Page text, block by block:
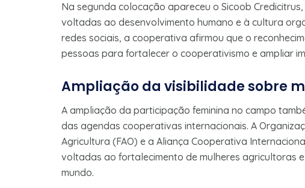
Na segunda colocação apareceu o Sicoob
voltadas ao desenvolvimento humano e à cultura
redes sociais, a cooperativa afirmou que o
pessoas para fortalecer o cooperativismo e ampliar
Ampliação da visibilidade sobre
A ampliação da participação feminina no campo
das agendas cooperativas internacionais. A
Agricultura (FAO) e a Aliança Cooperativa
voltadas ao fortalecimento de mulheres agricultoras
mundo.